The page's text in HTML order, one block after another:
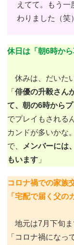
えてて。もう一
わりました（笑
休日は「朝6時から
休みは、だいた
「 俳優の升毅さん
て、朝の6時からプ
でプレイもされる
カンドが多いかな
で、
メンバーには
もいます 」
コロナ禍での家族
「宅配で届く父の
地元は7月下旬ま
「コロナ禍になっ